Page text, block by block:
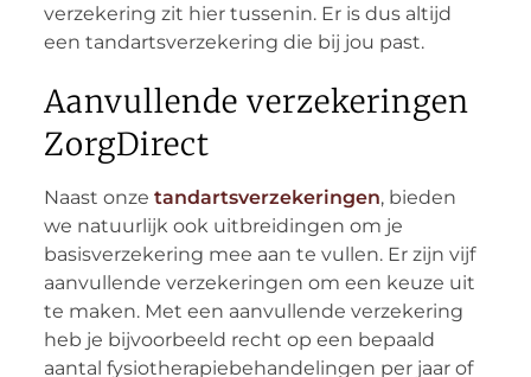
verzekering zit hier tussenin. Er is dus altijd
een tandartsverzekering die bij jou past.
Aanvullende verzekeringen
ZorgDirect
Naast onze tandartsverzekeringen, bieden
we natuurlijk ook uitbreidingen om je
basisverzekering mee aan te vullen. Er zijn vijf
aanvullende verzekeringen om een keuze uit
te maken. Met een aanvullende verzekering
heb je bijvoorbeeld recht op een bepaald
aantal fysiotherapiebehandelingen per jaar of